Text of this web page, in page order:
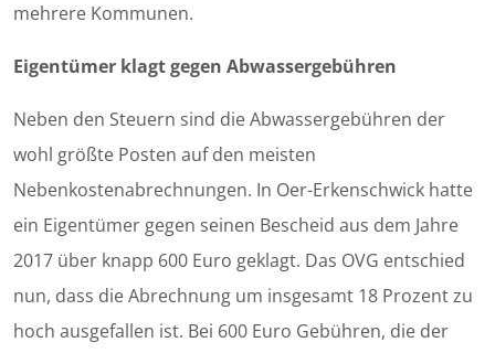
mehrere Kommunen.
Eigentümer klagt gegen Abwassergebühren
Neben den Steuern sind die Abwassergebühren der
wohl größte Posten auf den meisten
Nebenkostenabrechnungen. In Oer-Erkenschwick hatte
ein Eigentümer gegen seinen Bescheid aus dem Jahre
2017 über knapp 600 Euro geklagt. Das OVG entschied
nun, dass die Abrechnung um insgesamt 18 Prozent zu
hoch ausgefallen ist. Bei 600 Euro Gebühren, die der